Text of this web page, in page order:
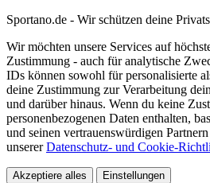
Sportano.de - Wir schützen deine
Wir möchten unsere Services auf
Zustimmung - auch für analytische
IDs können sowohl für personalisierte
deine Zustimmung zur Verarbeitung
und darüber hinaus. Wenn du keine
personenbezogenen Daten enthalten,
und seinen vertrauenswürdigen
unsererDatenschutz- und Cookie-
Akzeptiere alles Einstellungen